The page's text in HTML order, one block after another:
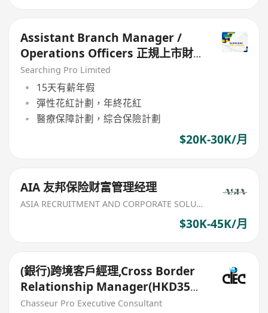
Assistant Branch Manager /
Operations Officers 正規上市財
務公司
Searching Pro Limited
15天有薪年假
彈性花紅計劃，年終花紅
醫療保障計劃，綜合保險計劃
$20K-30K/月
AIA 友邦保险财富管理经理
ASIA RECRUITMENT AND CORPORATE SOLUTION LIMITED
$30K-45K/月
(銀行)跨境客戶經理,Cross Border
Relationship Manager(HKD35k-
50k+)
Chasseur Pro Executive Consultant